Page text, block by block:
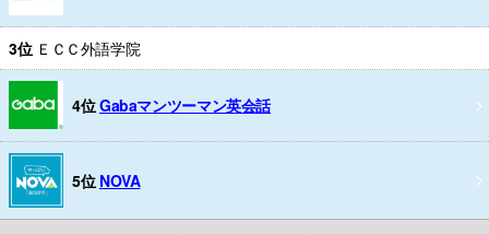
3位 ＥＣＣ外語学院
4位Gabaマンツーマン英会話
5位 NOVA